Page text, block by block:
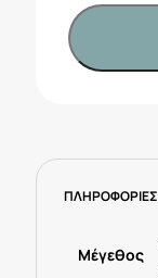
με
βερμούδα
λευκό
22082014
ΠΛΗΡΟΦΟΡΙΕΣ
Μέγεθος